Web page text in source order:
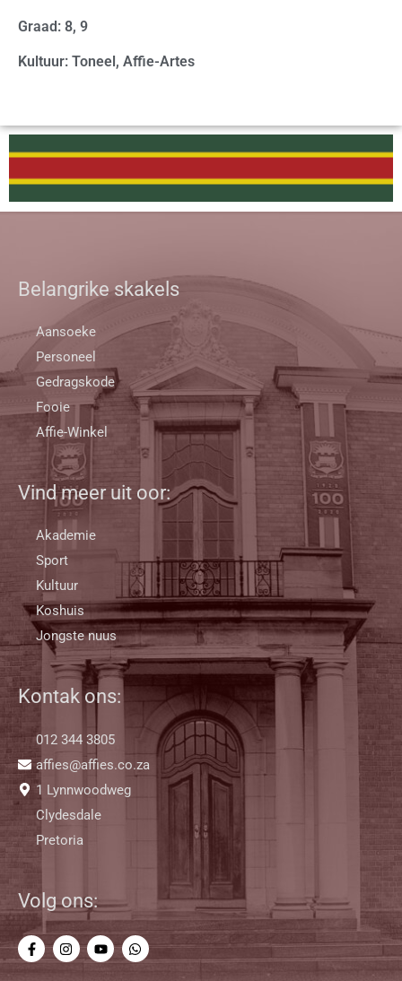
Graad: 8, 9
Kultuur: Toneel, Affie-Artes
Belangrike skakels
Aansoeke
Personeel
Gedragskode
Fooie
Affie-Winkel
Vind meer uit oor:
Akademie
Sport
Kultuur
Koshuis
Jongste nuus
Kontak ons:
012 344 3805
affies@affies.co.za
1 Lynnwoodweg
Clydesdale
Pretoria
Volg ons: